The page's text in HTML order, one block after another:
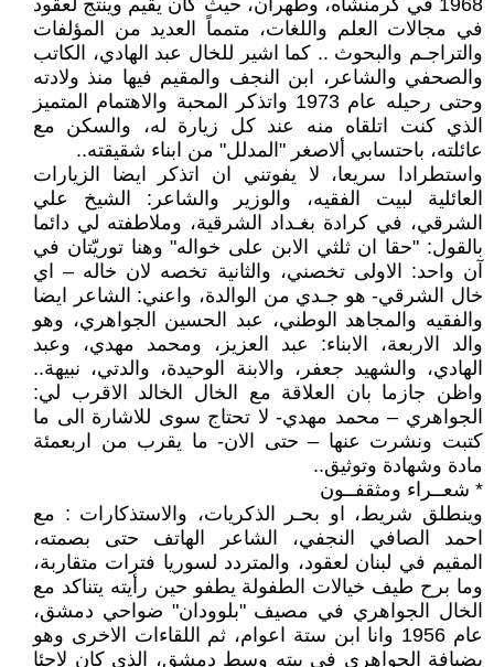
1968 في كرمنشاه، وطهران، حيث كان يقيم وينتج لعقود
في مجالات العلم واللغات، متمماً العديد من المؤلفات
والتراجـم والبحوث .. كما اشير للخال عبد الهادي، الكاتب
والصحفي والشاعر، ابن النجف والمقيم فيها منذ ولادته
وحتى رحيله عام 1973 واتذكر المحبة والاهتمام المتميز
الذي كنت اتلقاه منه عند كل زيارة له، والسكن مع
عائلته، باحتسابي ألاصغر "المدلل" من ابناء شقيقته..
واستطرادا سريعا، لا يفوتني ان اتذكر ايضا الزيارات
العائلية لبيت الفقيه، والوزير والشاعر: الشيخ علي
الشرقي، في كرادة بغـداد الشرقية، وملاطفته لي دائما
بالقول: "حقا ان ثلثي الابن على خواله" وهنا توريّتان في
آن واحد: الاولى تخصني، والثانية تخصه لان خاله – اي
خال الشرقي- هو جـدي من الوالدة، واعني: الشاعر ايضا
والفقيه والمجاهد الوطني، عبد الحسين الجواهري، وهو
والد الاربعة، الابناء: عبد العزيز، ومحمد مهدي، وعبد
الهادي، والشهيد جعفر، والابنة الوحيدة، والدتي، نبيهة..
واظن جازما بان العلاقة مع الخال الخالد الاقرب لي:
الجواهري – محمد مهدي- لا تحتاج سوى للاشارة الى ما
كتبت ونشرت عنها – حتى الان- ما يقرب من اربعمئة
مادة وشهادة وتوثيق..
* شعــراء ومثقفــون
وينطلق شريط، او بحـر الذكريات، والاستذكارات : مع
احمد الصافي النجفي، الشاعر الهاتف حتى بصمته،
المقيم في لبنان لعقود، والمتردد لسوريا فترات متقاربة،
وما برح طيف خيالات الطفولة يطفو حين رأيته يتناكد مع
الخال الجواهري في مصيف "بلوودان" ضواحي دمشق،
عام 1956 وانا ابن ستة اعوام، ثم اللقاءات الاخرى وهو
بضيافة الجواهري في بيته وسط دمشق، الذي كان لاجئا